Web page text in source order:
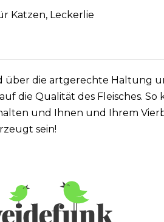
Katzen, Leckerlie
über die artgerechte Haltung
die Qualität des Fleisches. So
und Ihnen und Ihrem
sein!